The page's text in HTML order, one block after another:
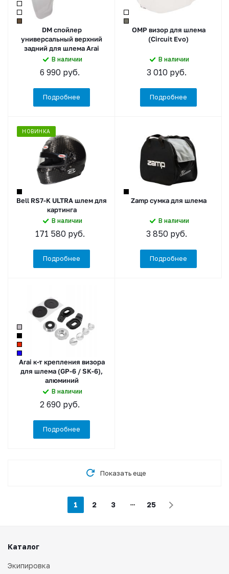
DM спойлер
универсальный верхний
задний для шлема Arai
В наличии
6 990 руб.
Подробнее
OMP визор для шлема
(Circuit Evo)
В наличии
3 010 руб.
Подробнее
НОВИНКА
Bell RS7-K ULTRA шлем для
картинга
В наличии
171 580руб.
Подробнее
Zamp сумка для шлема
В наличии
3 850 руб.
Подробнее
Arai к-т крепления визора
для шлема (GP-6 / SK-6),
алюминий
В наличии
2 690 руб.
Подробнее
Показать еще
1 2 3 25
Каталог
Экипировка